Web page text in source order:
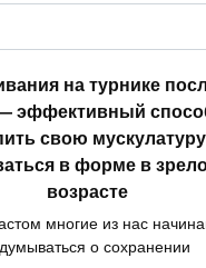
на турнике
эффективный
свою
в форме в
возрасте
многие из нас
о сохранении